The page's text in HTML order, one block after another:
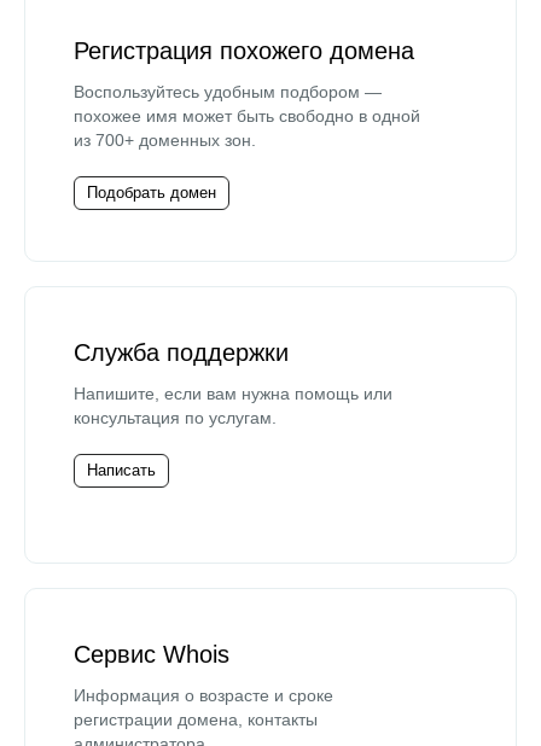
Регистрация похожего домена
Воспользуйтесь удобным подбором —
похожее имя может быть свободно в одной
из 700+ доменных зон.
Подобрать домен
Служба поддержки
Напишите, если вам нужна помощь или
консультация по услугам.
Написать
Сервис Whois
Информация о возрасте и сроке
регистрации домена, контакты